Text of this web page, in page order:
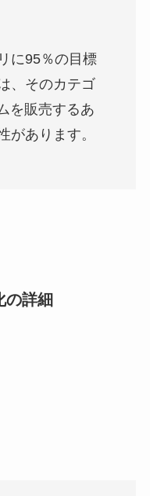
に95％の目標
、そのカテゴ
を販売するあ
があります。
の詳細